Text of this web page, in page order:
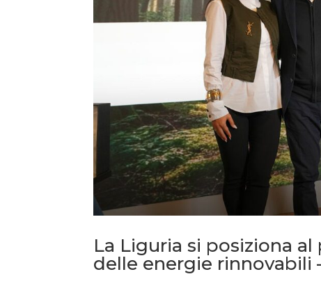
La Liguria si posiziona
delle energie rinnovabili